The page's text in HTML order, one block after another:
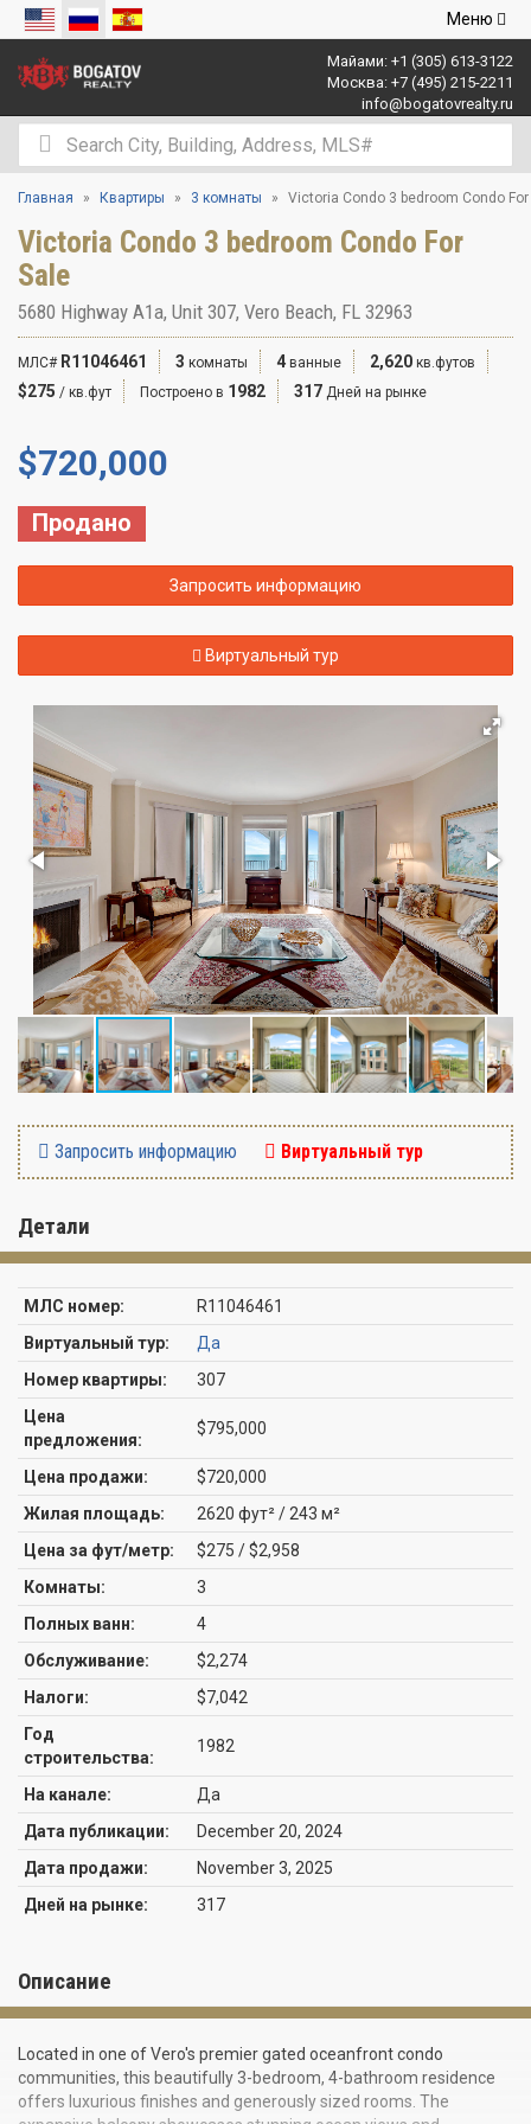
Открыть
Меню
Майами: +1 (305) 613-3122
Москва: +7 (495) 215-2211
info@bogatovrealty.ru
Главная Квартиры 3 комнаты Victoria Condo 3 bedroom Condo For
Victoria Condo 3 bedroom Condo For
Sale
5680 Highway A1a, Unit 307, Vero Beach, FL 32963
МЛС# R11046461 3 комнаты 4 ванные 2,620 кв.футов
$275 / кв.фут Построено в 1982 317 Дней на рынке
$720,000
Продано
Запросить информацию
Виртуальный тур
Запросить информацию Виртуальный тур
Детали
МЛС номер:
R11046461
Виртуальный тур:
Да
Номер квартиры:
307
Цена
предложения:
$795,000
Цена продажи:
$720,000
Жилая площадь:
2620 фут² / 243 м²
Цена за фут/метр:
$275 / $2,958
Комнаты:
3
Полных ванн:
4
Обслуживание:
$2,274
Налоги:
$7,042
Год
строительства:
1982
На канале:
Да
Дата публикации:
December 20, 2024
Дата продажи:
November 3, 2025
Дней на рынке:
317
Описание
Located in one of Vero's premier gated oceanfront condo
communities, this beautifully 3-bedroom, 4-bathroom residence
offers luxurious finishes and generously sized rooms. The